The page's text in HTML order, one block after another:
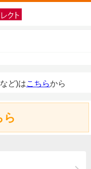
ど)はこちらから
ら